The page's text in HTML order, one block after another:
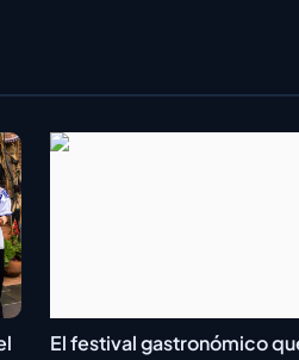
El festival gastronómico